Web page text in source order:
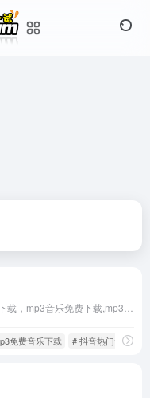
免费音乐下载 # 抖音热门音乐下载